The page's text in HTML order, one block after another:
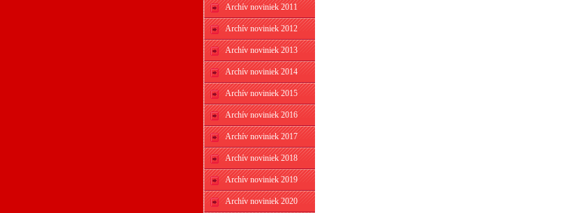
Archív noviniek 2011
Archív noviniek 2012
Archív noviniek 2013
Archív noviniek 2014
Archív noviniek 2015
Archív noviniek 2016
Archív noviniek 2017
Archív noviniek 2018
Archív noviniek 2019
Archív noviniek 2020